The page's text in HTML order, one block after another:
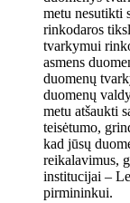
metu nesutikti
rinkodaros
tvarkymui
asmens
duomenų
duomenų
metu atšaukti
teisėtumo,
kad jūsų
reikalavimus,
institucijai –
pirmininkui.